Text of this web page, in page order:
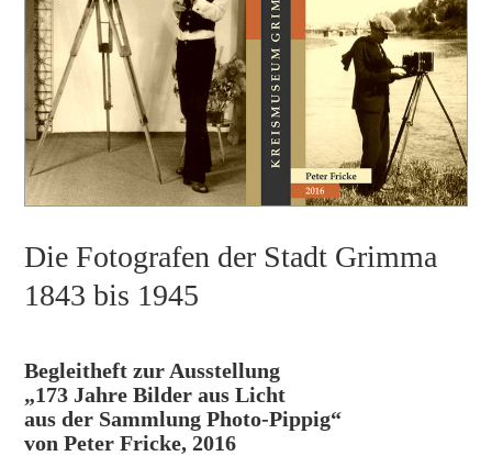
Die Fotografen der Stadt Grimma
1843 bis 1945
Begleitheft zur Ausstellung
„173 Jahre Bilder aus Licht
aus der Sammlung Photo-Pippig“
von Peter Fricke, 2016